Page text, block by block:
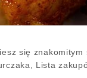
się
Lista